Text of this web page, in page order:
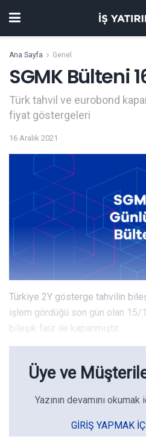
Ana Sayfa Genel
SGMK Bülteni
Türk tahvil ve eurobond
fiyat göstergeleri
16 Aralık 2021
Türkiye 2Y gösterge tahvilin
işlem gördüğü son gün olan
bileşik faiz ile kapanmıştır.
Üye ve
Yazının devamını
GIRIŞ YAPMAK